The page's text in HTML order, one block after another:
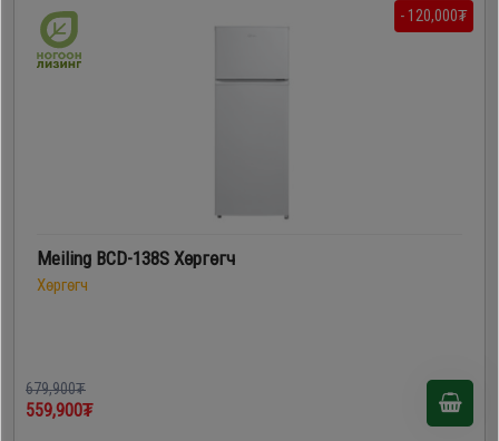
- 120,000₮
Meiling BCD-138S Хөргөгч
Хөргөгч
679,900₮
559,900₮